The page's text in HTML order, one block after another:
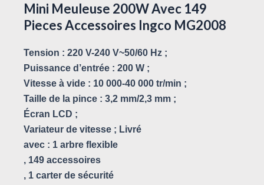
Mini Meuleuse 200W Avec 149
Pieces Accessoires Ingco MG2008
Tension : 220 V-240 V~50/60 Hz ;
Puissance d’entrée : 200 W ;
Vitesse à vide : 10 000-40 000 tr/min ;
Taille de la pince : 3,2 mm/2,3 mm ;
Écran LCD ;
Variateur de vitesse ; Livré
avec : 1 arbre flexible
, 149 accessoires
, 1 carter de sécurité